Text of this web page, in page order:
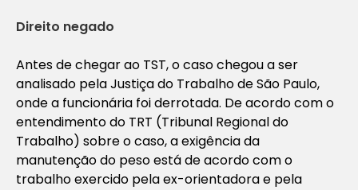
Direito negado
Antes de chegar ao TST, o caso chegou a ser
analisado pela Justiça do Trabalho de São Paulo,
onde a funcionária foi derrotada. De acordo com o
entendimento do TRT (Tribunal Regional do
Trabalho) sobre o caso, a exigência da
manutenção do peso está de acordo com o
trabalho exercido pela ex-orientadora e pela